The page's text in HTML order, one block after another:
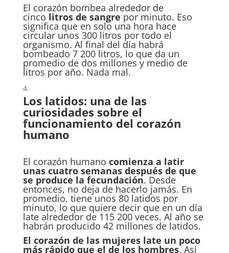
El corazón bombea alrededor de
cinco litros de sangre por minuto. Eso
significa que en solo una hora hace
circular unos 300 litros por todo el
organismo. Al final del día habrá
bombeado 7 200 litros, lo que da un
promedio de dos millones y medio de
litros por año. Nada mal.
Los latidos: una de las
curiosidades sobre el
funcionamiento del corazón
humano
El corazón humano comienza a latir
unas cuatro semanas después de que
se produce la fecundación. Desde
entonces, no deja de hacerlo jamás. En
promedio, tiene unos 80 latidos por
minuto, lo que quiere decir que en un día
late alrededor de 115 200 veces. Al año se
habrán producido 42 millones de latidos.
El corazón de las mujeres late un poco
más rápido que el de los hombres. Así